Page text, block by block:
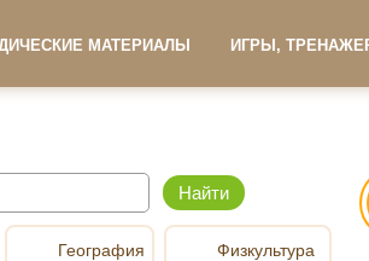
МАТЕРИАЛЫ ИГРЫ,
География Физкультура